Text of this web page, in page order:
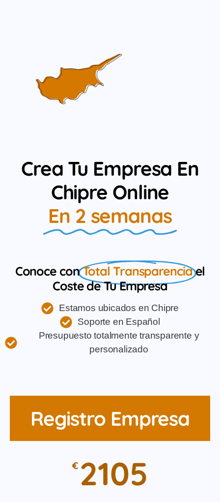
Crea Tu Empresa En
Chipre Online
En 2 semanas
Conoce conTotal Transparenciael
Coste de Tu Empresa
Estamos ubicados en Chipre
Soporte en Español
Presupuesto totalmente transparente y
personalizado
Registro Empresa
€ 2105